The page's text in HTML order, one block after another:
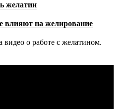
желатин
влияют на желирование
видео о работе с желатином.